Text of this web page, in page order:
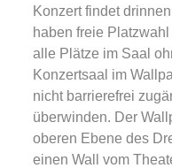
Konzert findet
haben freie
alle Plätze im Saal
Konzertsaal im
nicht barrierefrei
überwinden. Der
oberen Ebene des
einen Wall vom